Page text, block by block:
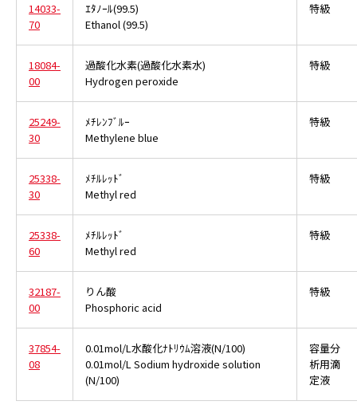
14033-
70
ｴﾀﾉｰﾙ(99.5)
Ethanol (99.5)
特級
18084-
00
過酸化水素(過酸化水素水)
Hydrogen peroxide
特級
25249-
30
ﾒﾁﾚﾝﾌﾞﾙｰ
Methylene blue
特級
25338-
30
ﾒﾁﾙﾚｯﾄﾞ
Methyl red
特級
25338-
60
ﾒﾁﾙﾚｯﾄﾞ
Methyl red
特級
32187-
00
りん酸
Phosphoric acid
特級
37854-
08
0.01mol/L水酸化ﾅﾄﾘｳﾑ溶液(N/100)
0.01mol/L Sodium hydroxide solution
(N/100)
容量分
析用滴
定液